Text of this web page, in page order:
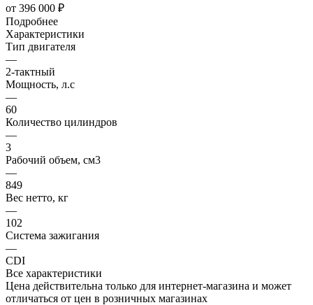
от 396 000 ₽
Подробнее
Характеристики
Тип двигателя
—
2-тактный
Мощность, л.с
—
60
Количество цилиндров
—
3
Рабочий объем, см3
—
849
Вес нетто, кг
—
102
Система зажигания
—
CDI
Все характеристики
Цена действительна только для интернет-магазина и может
отличаться от цен в розничных магазинах